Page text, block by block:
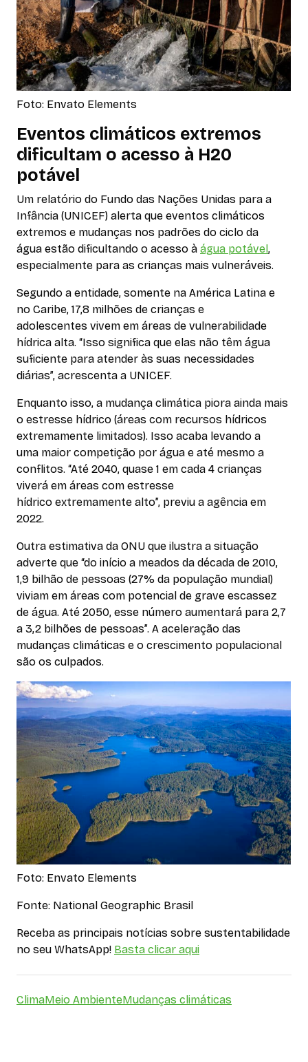
Foto: Envato Elements
Eventos climáticos extremos
dificultam o acesso à H20
potável
Um relatório do Fundo das Nações Unidas para a
Infância (UNICEF) alerta que eventos climáticos
extremos e mudanças nos padrões do ciclo da
água estão dificultando o acesso à água potável,
especialmente para as crianças mais vulneráveis.
Segundo a entidade, somente na América Latina e
no Caribe, 17,8 milhões de crianças e
adolescentes vivem em áreas de vulnerabilidade
hídrica alta. “Isso significa que elas não têm água
suficiente para atender às suas necessidades
diárias”, acrescenta a UNICEF.
Enquanto isso, a mudança climática piora ainda mais
o estresse hídrico (áreas com recursos hídricos
extremamente limitados). Isso acaba levando a
uma maior competição por água e até mesmo a
conflitos. “Até 2040, quase 1 em cada 4 crianças
viverá em áreas com estresse
hídrico extremamente alto”, previu a agência em
2022.
Outra estimativa da ONU que ilustra a situação
adverte que “do início a meados da década de 2010,
1,9 bilhão de pessoas (27% da população mundial)
viviam em áreas com potencial de grave escassez
de água. Até 2050, esse número aumentará para 2,7
a 3,2 bilhões de pessoas”. A aceleração das
mudanças climáticas e o crescimento populacional
são os culpados.
Foto: Envato Elements
Fonte: National Geographic Brasil
Receba as principais notícias sobre sustentabilidade
no seu WhatsApp! Basta clicar aqui
ClimaMeio AmbienteMudanças climáticas